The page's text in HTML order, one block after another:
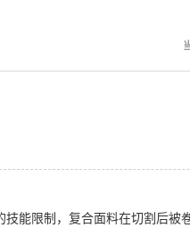
能限制，复合面料在切割后被